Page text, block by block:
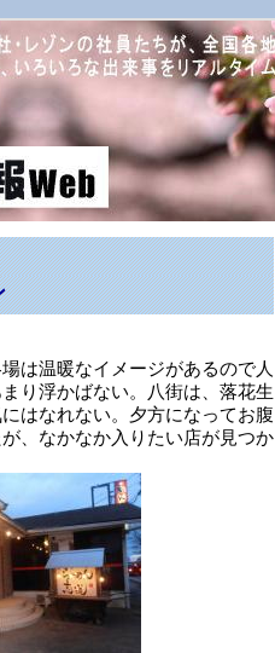
は温暖なイメージがあるので人
り浮かばない。八街は、落花生
はなれない。夕方になってお腹
、なかなか入りたい店が見つか